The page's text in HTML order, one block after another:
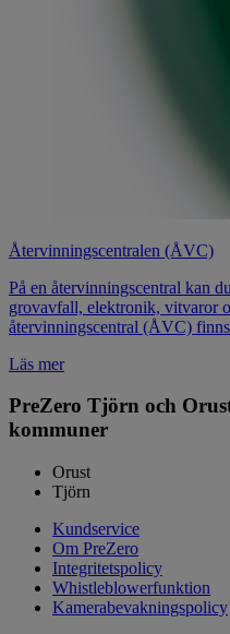
Återvinningscentralen (ÅVC)
På en återvinningscentral kan
grovavfall, elektronik, vitvaror
återvinningscentral (ÅVC)
Läs mer
PreZero Tjörn och
kommuner
Orust
Tjörn
Kundservice
Om PreZero
Integritetspolicy
Whistleblowerfunktion
Kamerabevakningspolicy